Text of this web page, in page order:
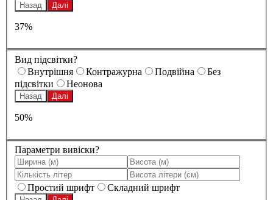
Назад Далі
37%
Вид підсвітки?
Внутрішня
Контражурна Подвійна
Без
підсвітки
Неонова
Назад Далі
50%
Параметри вивіски?
Простий шрифт Складний шрифт